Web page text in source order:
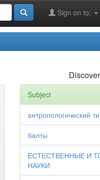
Sign on to:
Discover
Subject
антропологический
балты
ЕСТЕСТВЕННЫЕ И
НАУКИ